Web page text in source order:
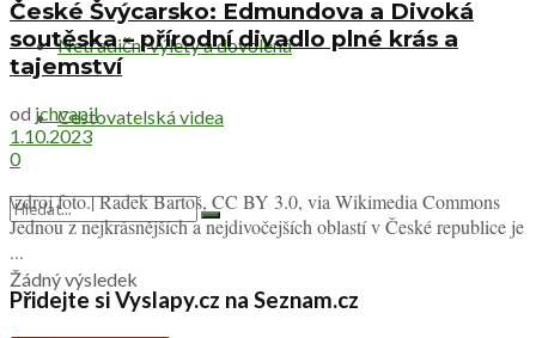
Netradiční výlety a dovolená
Cestovatelská videa
Žádný výsledek
České Švýcarsko: Edmundova a Divoká
soutěska – přírodní divadlo plné krás a
tajemství
od jchvapil
1.10.2023
0
\zdroj foto.| Radek Bartoš, CC BY 3.0, via Wikimedia Commons
Jednou z nejkrásnějších a nejdivočejších oblastí v České republice je
...
Přidejte si Vyslapy.cz na Seznam.cz